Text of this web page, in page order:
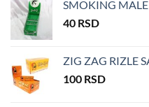
била:
SMOKING MALE
40 RSD
ZIG ZAG RIZLE
100 RSD